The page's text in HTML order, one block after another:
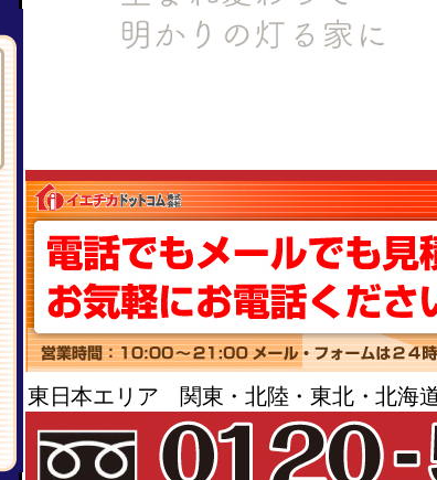
東日本エリア 関東・北陸・東北・北海